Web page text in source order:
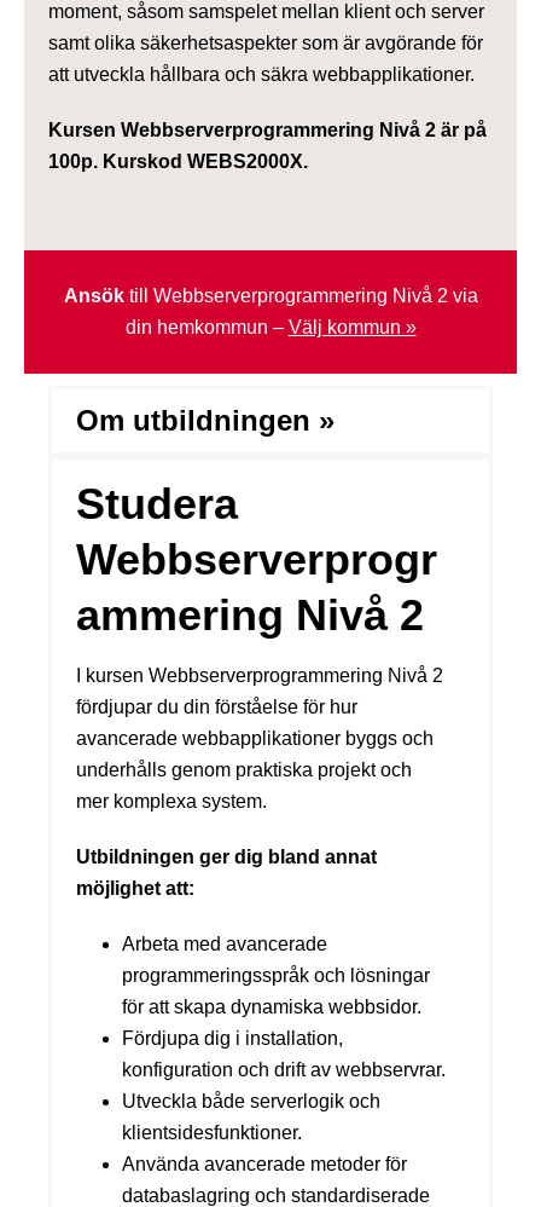
moment, såsom samspelet mellan klient och server
samt olika säkerhetsaspekter som är avgörande för
att utveckla hållbara och säkra webbapplikationer.
Kursen Webbserverprogrammering Nivå 2 är på
100p. Kurskod WEBS2000X.
Ansöktill Webbserverprogrammering Nivå 2 via
din hemkommun – Välj kommun »
Om utbildningen »
Studera
Webbserverprogr
ammering Nivå 2
I kursen Webbserverprogrammering Nivå 2
fördjupar du din förståelse för hur
avancerade webbapplikationer byggs och
underhålls genom praktiska projekt och
mer komplexa system.
Utbildningen ger dig bland annat
möjlighet att:
Arbeta med avancerade
programmeringsspråk och lösningar
för att skapa dynamiska webbsidor.
Fördjupa dig i installation,
konfiguration och drift av webbservrar.
Utveckla både serverlogik och
klientsidesfunktioner.
Använda avancerade metoder för
databaslagring och standardiserade